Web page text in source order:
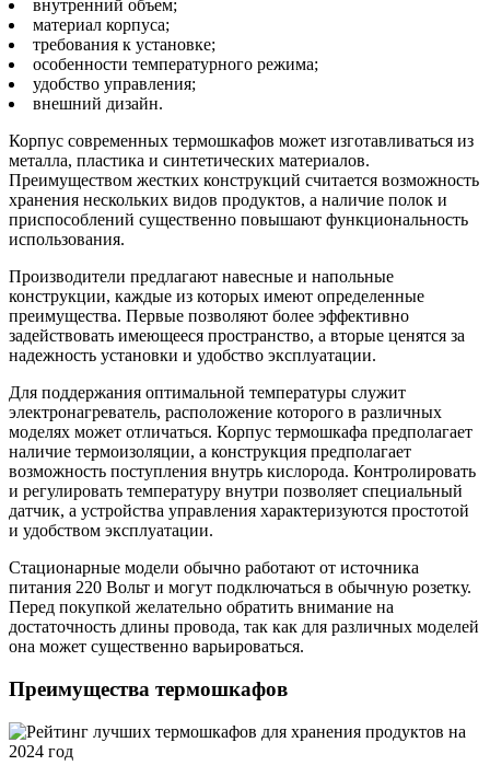
внутренний объем;
материал корпуса;
требования к установке;
особенности температурного режима;
удобство управления;
внешний дизайн.
Корпус современных термошкафов может изготавливаться из
металла, пластика и синтетических материалов.
Преимуществом жестких конструкций считается возможность
хранения нескольких видов продуктов, а наличие полок и
приспособлений существенно повышают функциональность
использования.
Производители предлагают навесные и напольные
конструкции, каждые из которых имеют определенные
преимущества. Первые позволяют более эффективно
задействовать имеющееся пространство, а вторые ценятся за
надежность установки и удобство эксплуатации.
Для поддержания оптимальной температуры служит
электронагреватель, расположение которого в различных
моделях может отличаться. Корпус термошкафа предполагает
наличие термоизоляции, а конструкция предполагает
возможность поступления внутрь кислорода. Контролировать
и регулировать температуру внутри позволяет специальный
датчик, а устройства управления характеризуются простотой
и удобством эксплуатации.
Стационарные модели обычно работают от источника
питания 220 Вольт и могут подключаться в обычную розетку.
Перед покупкой желательно обратить внимание на
достаточность длины провода, так как для различных моделей
она может существенно варьироваться.
Преимущества термошкафов